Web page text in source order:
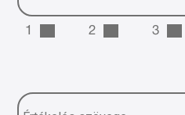
1 2 3